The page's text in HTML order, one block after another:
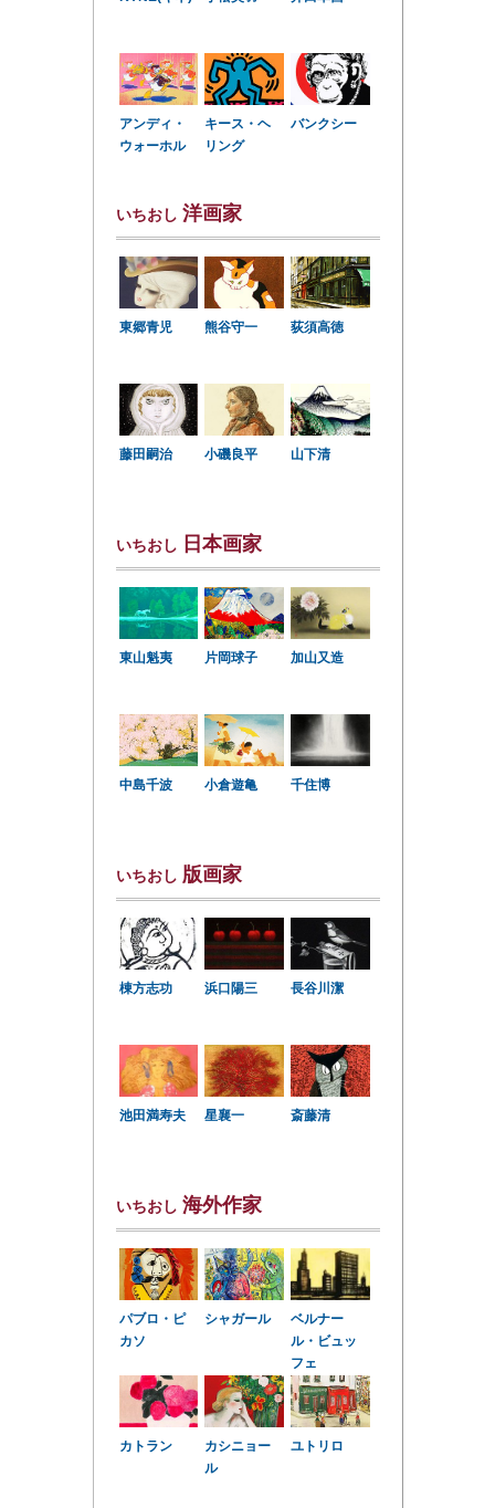
アンディ・
ウォーホル
キース・ヘ
リング
バンクシー
いちおし 洋画家
東郷青児 熊谷守一 荻須高徳
藤田嗣治 小磯良平 山下清
いちおし 日本画家
東山魁夷 片岡球子 加山又造
中島千波 小倉遊亀 千住博
いちおし 版画家
棟方志功 浜口陽三 長谷川潔
池田満寿夫 星襄一 斎藤清
いちおし 海外作家
パブロ・ピ
カソ
シャガール
ベルナー
ル・ビュッ
フェ
カトラン
カシニョー
ル
ユトリロ